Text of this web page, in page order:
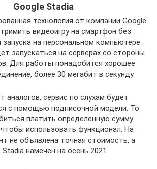
Google Stadia
технология от компании Google
видеоигру на смартфон без
на персональном компьютере.
запускаться на серверах со стороны
Для работы понадобится хорошее
более 30 мегабит в секунду.
аналогов, сервис по слухам будет
с помощью подписочной модели. То
платить определённую сумму
использовать функционал. На
не объявлена точная стоимость, а
намечен на осень 2021.